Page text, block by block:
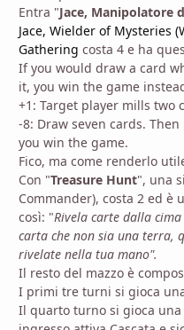
Entra "Jace, Manipolatore
Jace, Wielder of Mysteries
Gathering costa 4 e ha
If you would draw a card
it, you win the game
+1: Target player mills two
-8: Draw seven cards.
you win the game.
Fico, ma come renderlo
Con "Treasure Hunt", una
Commander), costa 2 ed è
così: "Rivela carte dalla
carta che non sia una terra,
rivelate nella tua mano".
Il resto del mazzo è
I primi tre turni si gioca
Il quarto turno si gioca una